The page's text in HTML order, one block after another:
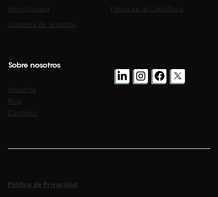
Henri Dunant
Paseo de la Castellana
Condesa de Venadito
Sobre nosotros
Nosotros
Blog
Contacto
Política de Privacidad